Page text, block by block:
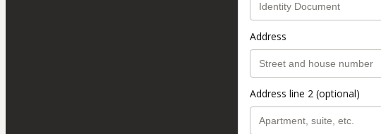
Address
Address line 2 (optional)